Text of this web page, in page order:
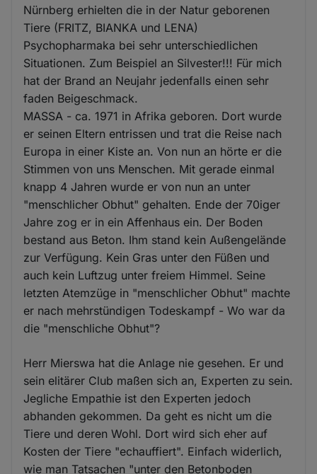
Nürnberg erhielten die in der Natur geborenen
Tiere (FRITZ, BIANKA und LENA)
Psychopharmaka bei sehr unterschiedlichen
Situationen. Zum Beispiel an Silvester!!! Für mich
hat der Brand an Neujahr jedenfalls einen sehr
faden Beigeschmack.
MASSA - ca. 1971 in Afrika geboren. Dort wurde
er seinen Eltern entrissen und trat die Reise nach
Europa in einer Kiste an. Von nun an hörte er die
Stimmen von uns Menschen. Mit gerade einmal
knapp 4 Jahren wurde er von nun an unter
"menschlicher Obhut" gehalten. Ende der 70iger
Jahre zog er in ein Affenhaus ein. Der Boden
bestand aus Beton. Ihm stand kein Außengelände
zur Verfügung. Kein Gras unter den Füßen und
auch kein Luftzug unter freiem Himmel. Seine
letzten Atemzüge in "menschlicher Obhut" machte
er nach mehrstündigen Todeskampf - Wo war da
die "menschliche Obhut"?
Herr Mierswa hat die Anlage nie gesehen. Er und
sein elitärer Club maßen sich an, Experten zu sein.
Jegliche Empathie ist den Experten jedoch
abhanden gekommen. Da geht es nicht um die
Tiere und deren Wohl. Dort wird sich eher auf
Kosten der Tiere "echauffiert". Einfach widerlich,
wie man Tatsachen "unter den Betonboden